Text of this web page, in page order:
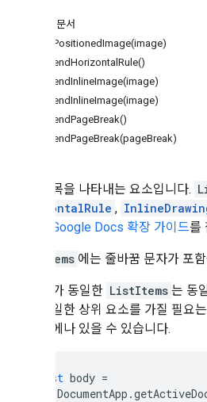
자세한 문서
addPositionedImage(image)
appendHorizontalRule()
appendInlineImage(image)
appendInlineImage(image)
appendPageBreak()
appendPageBreak(pageBreak)
목록 항목을 나타내는 요소입니다.
HorizontalRule ,
Google Docs 확장 가이드를
ListItems 에는 줄바꿈 문자가 포
목록 ID가 동일한 ListItems 는 동
거나 동일한 상위 요소를 가질 필요
어느 곳에나 있을 수 있습니다.
const body =
DocumentApp .